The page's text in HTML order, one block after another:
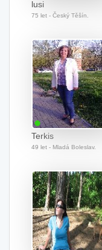
lusi
75 let - Český Těšín.
Terkis
49 let - Mladá Boleslav.